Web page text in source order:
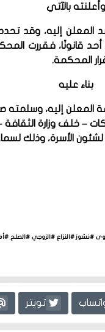
وأعلنته بالآتي
المحكمة.
بناء عليه
إليه، وسلمته
لشئون الأسرة، وذلك
#النزاع #الزوجي #الصلح
تويتر